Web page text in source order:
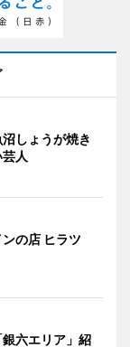
しょうが焼き
人
の店 ヒラツ
六エリア」紹